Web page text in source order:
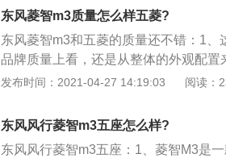
载型号为4A92的1.6L自然吸气发动机
米；1.6L标准型搭载型号为4G18S1的
峰值扭矩为138牛·米，两款新车均满
速箱；3、菱智M3全面迎合了富裕个体
机构、事业单位在商务、商用方面的多
东风菱智m3质量怎么样五菱?
东风菱智m3和五菱的质量还不错：1
品牌质量上看，还是从整体的外观配置
五菱的月销量第一不是徒有虚名的，再
了，征程虽然是新车，但是是同一个品
大车身，大空间，宜商宜家，动力也
发布时间：2021-04-27 14:19:03 阅读：
东风风行菱智m3五座怎么样?
东风风行菱智m3五座：1、菱智M3是